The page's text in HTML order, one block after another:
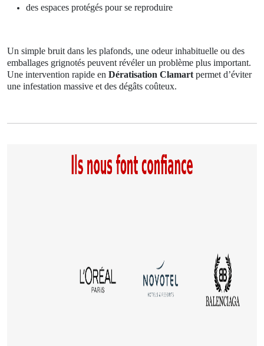
des espaces protégés pour se reproduire
Un simple bruit dans les plafonds, une odeur inhabituelle ou des
emballages grignotés peuvent révéler un problème plus important.
Une intervention rapide en Dératisation Clamart permet d’éviter
une infestation massive et des dégâts coûteux.